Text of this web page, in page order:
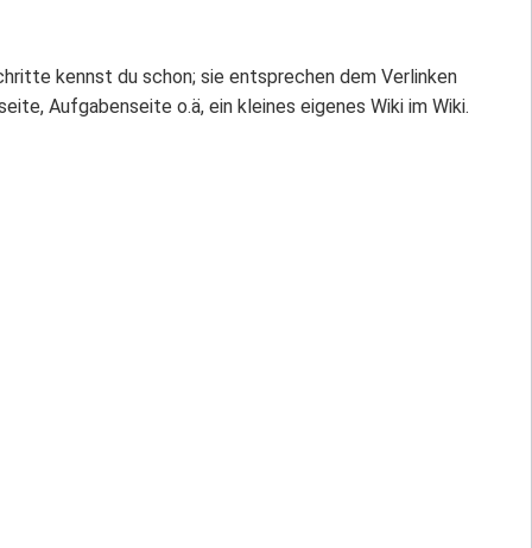
kennst du schon; sie entsprechen dem Verlinken
Aufgabenseite o.ä, ein kleines eigenes Wiki im Wiki.